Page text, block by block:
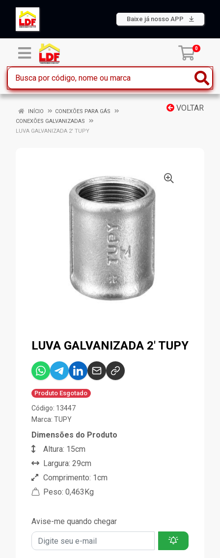
Baixe já nosso APP
0
VOLTAR
INÍCIO
CONEXÕES PARA GÁS
CONEXÕES GALVANIZADAS
LUVA GALVANIZADA 2' TUPY
LUVA GALVANIZADA 2' TUPY
Produto Esgotado
Código: 13447
Marca: TUPY
Dimensões do Produto
Altura: 15cm
Largura: 29cm
Comprimento: 1cm
Peso: 0,463Kg
Avise-me quando chegar